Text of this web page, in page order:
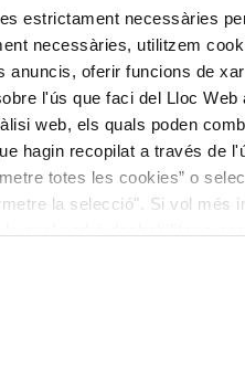
estrictament necessàries
necessàries, utilitzem
anuncis, oferir funcions de
l'ús que faci del Lloc Web
web, els quals poden
hagin recopilat a través de
totes les cookies” o
la selecció". Si vol més